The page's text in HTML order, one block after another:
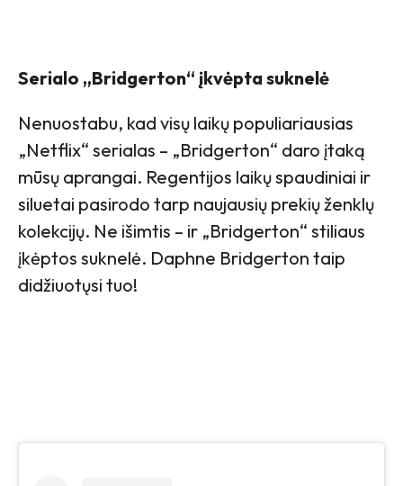
Serialo „Bridgerton“ įkvėpta suknelė
Nenuostabu, kad visų laikų populiariausias
„Netflix“ serialas – „Bridgerton“ daro įtaką
mūsų aprangai. Regentijos laikų spaudiniai ir
siluetai pasirodo tarp naujausių prekių ženklų
kolekcijų. Ne išimtis – ir „Bridgerton“ stiliaus
įkėptos suknelė. Daphne Bridgerton taip
didžiuotųsi tuo!